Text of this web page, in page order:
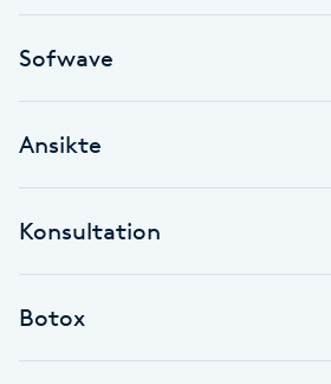
Barber
Barnklippning
Bottenfärg
Sofwave
Ansikte
Konsultation
Botox